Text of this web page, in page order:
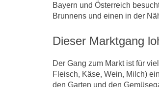
Bayern und Österreich
Brunnens und einen in der
Dieser Marktgang
Der Gang zum Markt ist für
Fleisch, Käse, Wein, Milch)
den Garten und den